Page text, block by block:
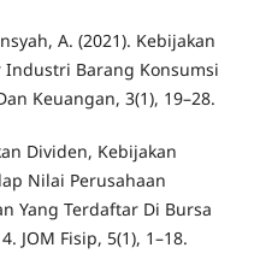
A. (2021). Kebijakan
Industri Barang Konsumsi
Keuangan, 3(1), 19–28.
Dividen, Kebijakan
Nilai Perusahaan
Yang Terdaftar Di Bursa
JOM Fisip, 5(1), 1–18.